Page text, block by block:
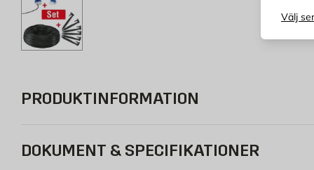
Välj
PRODUKTINFORMATION
DOKUMENT & SPECIFIKATIONER